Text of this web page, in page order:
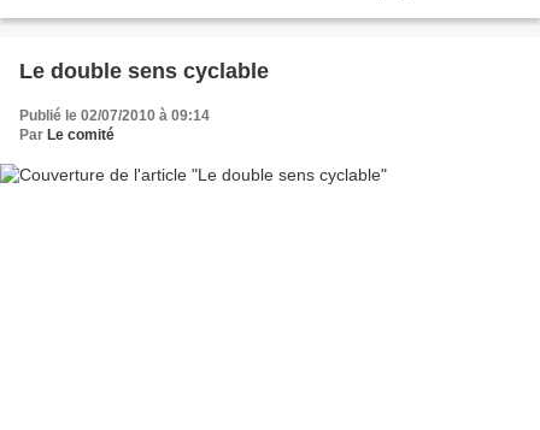
Le double sens cyclable
Publié le 02/07/2010 à 09:14
Par Le comité